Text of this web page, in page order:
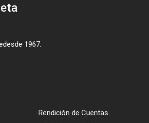
1967.
Rendición de Cuentas